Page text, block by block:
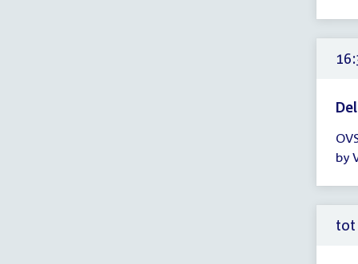
-
uur
-
uur
by
tot